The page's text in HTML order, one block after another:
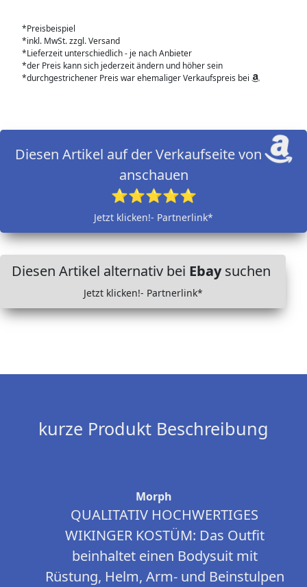
*Preisbeispiel
*inkl. MwSt. zzgl. Versand
*Lieferzeit unterschiedlich - je nach Anbieter
*der Preis kann sich jederzeit ändern und höher sein
*durchgestrichener Preis war ehemaliger Verkaufspreis bei
Diesen Artikel auf der Verkaufseite von
anschauen
⭐⭐⭐⭐⭐
Jetzt klicken!- Partnerlink*
Diesen Artikel alternativ bei Ebaysuchen
Jetzt klicken!- Partnerlink*
kurze Produkt Beschreibung
Morph
QUALITATIV HOCHWERTIGES
WIKINGER KOSTÜM: Das Outfit
beinhaltet einen Bodysuit mit
Rüstung, Helm, Arm- und Beinstulpen